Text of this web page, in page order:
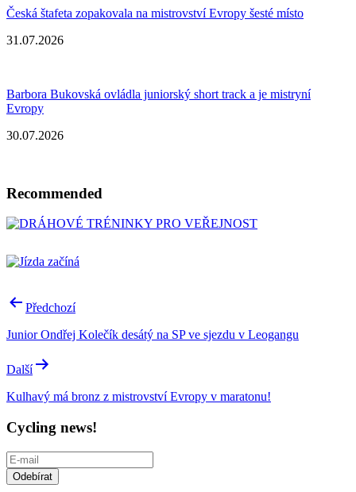
Česká štafeta zopakovala na mistrovství Evropy šesté místo
31.07.2026
Barbora Bukovská ovládla juniorský short track a je mistryní
Evropy
30.07.2026
Recommended
Post
navigation
Předchozí
Junior Ondřej Kolečík desátý na SP ve sjezdu v Leogangu
Další
Kulhavý má bronz z mistrovství Evropy v maratonu!
Cycling news!